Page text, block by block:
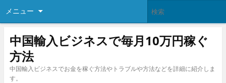
メニュー
中国輸入ビジネスで毎月10万円稼ぐ
方法
中国輸入ビジネスでお金を稼ぐ方法やトラブルや方法などを詳細に紹介しま
す。